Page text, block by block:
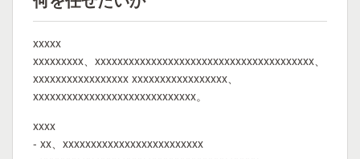
xxxxx
xxxxxxxxx、xxxxxxxxxxxxxxxxxxxxxxxxxxxxxxxxxxxxxxx、
xxxxxxxxxxxxxxxxx xxxxxxxxxxxxxxxxx、
xxxxxxxxxxxxxxxxxxxxxxxxxxxxx。
xxxx
- xx、xxxxxxxxxxxxxxxxxxxxxxxxx